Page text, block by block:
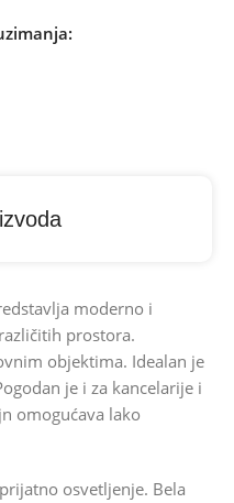
moderno i
prostora.
objektima. Idealan je
je i za kancelarije i
omogućava lako
osvetljenje. Bela